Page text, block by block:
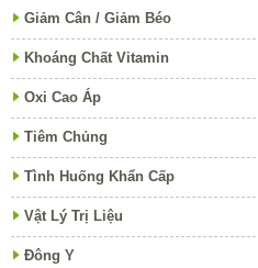
Giảm Cân / Giảm Béo
Khoáng Chất Vitamin
Oxi Cao Áp
Tiêm Chủng
Tình Huống Khẩn Cấp
Vật Lý Trị Liệu
Đông Y